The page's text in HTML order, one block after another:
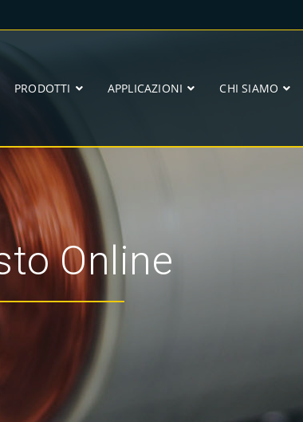
PRODOTTI APPLICAZIONI CHI SIAMO
Online